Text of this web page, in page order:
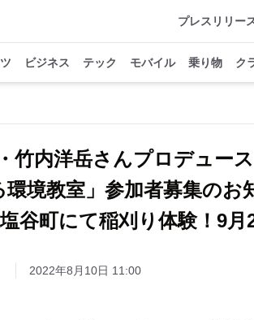
プレスリリー
ビジネス テック モバイル 乗り物 ク
竹内洋岳さんプロデュース
環境教室」参加者募集の
谷町にて稲刈り体験！9月
2022年8月10日 11:00